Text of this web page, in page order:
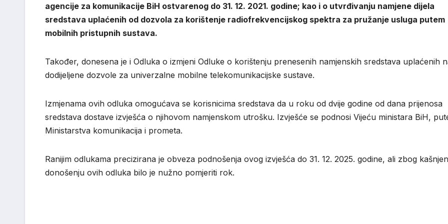
agencije za komunikacije BiH ostvarenog do 31. 12. 2021. godine; kao i o utvrđivanju namjene dijela
sredstava uplaćenih od dozvola za korištenje radiofrekvencijskog spektra za pružanje usluga putem
mobilnih pristupnih sustava.
Također, donesena je i Odluka o izmjeni Odluke o korištenju prenesenih namjenskih sredstava uplaćenih
dodijeljene dozvole za univerzalne mobilne telekomunikacijske sustave.
Izmjenama ovih odluka omogućava se korisnicima sredstava da u roku od dvije godine od dana prijenosa
sredstava dostave izvješća o njihovom namjenskom utrošku. Izvješće se podnosi Vijeću ministara BiH,
Ministarstva komunikacija i prometa.
Ranijim odlukama precizirana je obveza podnošenja ovog izvješća do 31. 12. 2025. godine, ali zbog
donošenju ovih odluka bilo je nužno pomjeriti rok.